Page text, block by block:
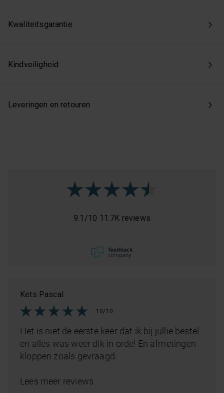
Kwaliteitsgarantie
Kindveiligheid
Leveringen en retouren
9.1 /10 11.7K reviews
Kets Pascal
10/10
Het is niet de eerste keer dat ik bij jullie bestel
en alles was weer dik in orde! En afmetingen
kloppen zoals gevraagd.
Lees meer reviews